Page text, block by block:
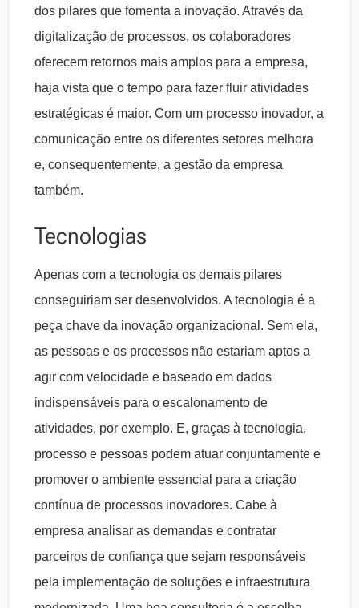
dos pilares que fomenta a inovação. Através da
digitalização de processos, os colaboradores
oferecem retornos mais amplos para a empresa,
haja vista que o tempo para fazer fluir atividades
estratégicas é maior. Com um processo inovador, a
comunicação entre os diferentes setores melhora
e, consequentemente, a gestão da empresa
também.
Tecnologias
Apenas com a tecnologia os demais pilares
conseguiriam ser desenvolvidos. A tecnologia é a
peça chave da inovação organizacional. Sem ela,
as pessoas e os processos não estariam aptos a
agir com velocidade e baseado em dados
indispensáveis para o escalonamento de
atividades, por exemplo. E, graças à tecnologia,
processo e pessoas podem atuar conjuntamente e
promover o ambiente essencial para a criação
contínua de processos inovadores. Cabe à
empresa analisar as demandas e contratar
parceiros de confiança que sejam responsáveis
pela implementação de soluções e infraestrutura